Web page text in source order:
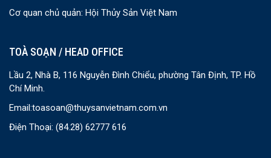
Cơ quan chủ quản: Hội Thủy Sản Việt Nam
TOÀ SOẠN / HEAD OFFICE
Lầu 2, Nhà B, 116 Nguyễn Đình Chiểu, phường Tân Định, TP. Hồ
Chí Minh.
Email:toasoan@thuysanvietnam.com.vn
Điện Thoại: (84.28) 62777 616